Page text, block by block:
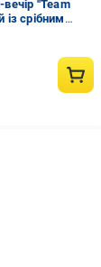
вечір ''Team
срібним
(72)